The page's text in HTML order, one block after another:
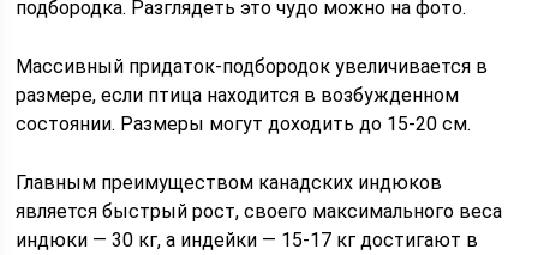
подбородка. Разглядеть это чудо можно на фото.
Массивный придаток-подбородок увеличивается в
размере, если птица находится в возбужденном
состоянии. Размеры могут доходить до 15-20 см.
Главным преимуществом канадских индюков
является быстрый рост, своего максимального веса
индюки — 30 кг, а индейки — 15-17 кг достигают в